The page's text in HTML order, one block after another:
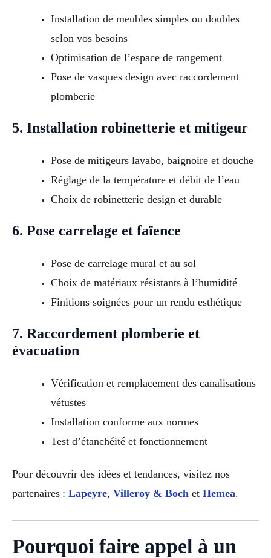
Installation de meubles simples ou doubles
selon vos besoins
Optimisation de l’espace de rangement
Pose de vasques design avec raccordement
plomberie
5. Installation robinetterie et mitigeur
Pose de mitigeurs lavabo, baignoire et douche
Réglage de la température et débit de l’eau
Choix de robinetterie design et durable
6. Pose carrelage et faïence
Pose de carrelage mural et au sol
Choix de matériaux résistants à l’humidité
Finitions soignées pour un rendu esthétique
7. Raccordement plomberie et
évacuation
Vérification et remplacement des canalisations
vétustes
Installation conforme aux normes
Test d’étanchéité et fonctionnement
Pour découvrir des idées et tendances, visitez nos
partenaires : Lapeyre, Villeroy & Boch et Hemea.
Pourquoi faire appel à un